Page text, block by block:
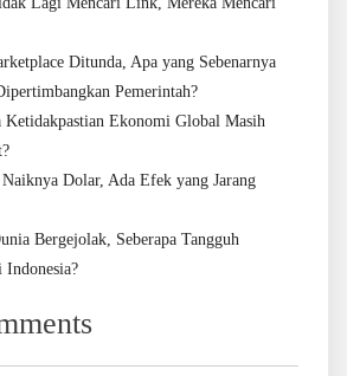
Ditunda, Apa yang Sebenarnya
Pemerintah?
Ketidakpastian Ekonomi Global Masih
Dolar, Ada Efek yang Jarang
Bergejolak, Seberapa Tangguh
Indonesia?